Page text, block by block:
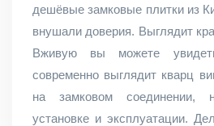
дешёвые замковые плитки из
внушали доверия. Выглядит
Вживую вы можете
современно выглядит кварц
на замковом соединении,
установке и эксплуатации.